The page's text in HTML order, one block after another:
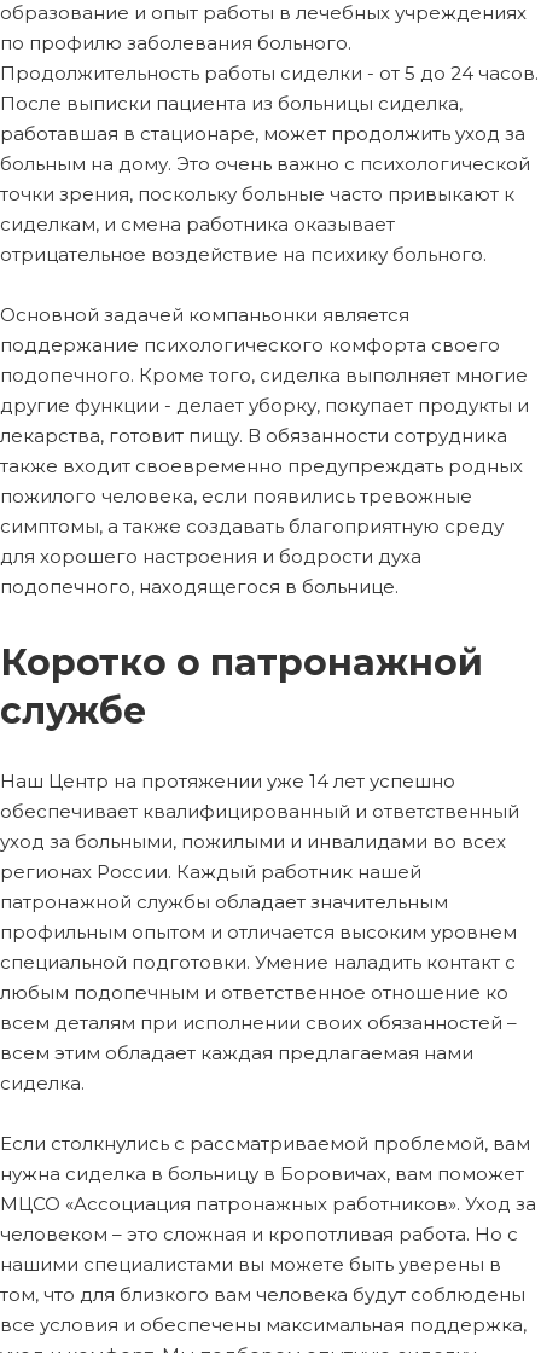
образование и опыт работы в лечебных учреждениях
по профилю заболевания больного.
Продолжительность работы сиделки - от 5 до 24 часов.
После выписки пациента из больницы сиделка,
работавшая в стационаре, может продолжить уход за
больным на дому. Это очень важно с психологической
точки зрения, поскольку больные часто привыкают к
сиделкам, и смена работника оказывает
отрицательное воздействие на психику больного.
Основной задачей компаньонки является
поддержание психологического комфорта своего
подопечного. Кроме того, сиделка выполняет многие
другие функции - делает уборку, покупает продукты и
лекарства, готовит пищу. В обязанности сотрудника
также входит своевременно предупреждать родных
пожилого человека, если появились тревожные
симптомы, а также создавать благоприятную среду
для хорошего настроения и бодрости духа
подопечного, находящегося в больнице.
Коротко о патронажной
службе
Наш Центр на протяжении уже 14 лет успешно
обеспечивает квалифицированный и ответственный
уход за больными, пожилыми и инвалидами во всех
регионах России. Каждый работник нашей
патронажной службы обладает значительным
профильным опытом и отличается высоким уровнем
специальной подготовки. Умение наладить контакт с
любым подопечным и ответственное отношение ко
всем деталям при исполнении своих обязанностей –
всем этим обладает каждая предлагаемая нами
сиделка.
Если столкнулись с рассматриваемой проблемой, вам
нужна сиделка в больницу в Боровичах, вам поможет
МЦСО «Ассоциация патронажных работников». Уход за
человеком – это сложная и кропотливая работа. Но с
нашими специалистами вы можете быть уверены в
том, что для близкого вам человека будут соблюдены
все условия и обеспечены максимальная поддержка,